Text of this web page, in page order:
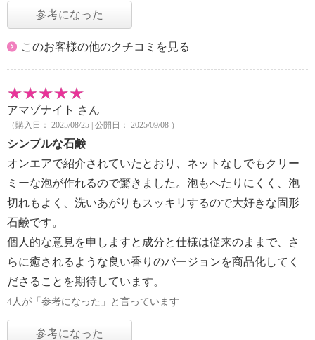
参考になった
このお客様の他のクチコミを見る
アマゾナイト さん
（購入日： 2025/08/25 | 公開日： 2025/09/08 ）
シンプルな石鹸
オンエアで紹介されていたとおり、ネットなしでもクリー
ミーな泡が作れるので驚きました。泡もへたりにくく、泡
切れもよく、洗いあがりもスッキリするので大好きな固形
石鹸です。
個人的な意見を申しますと成分と仕様は従来のままで、さ
らに癒されるような良い香りのバージョンを商品化してく
ださることを期待しています。
4人が「参考になった」と言っています
参考になった